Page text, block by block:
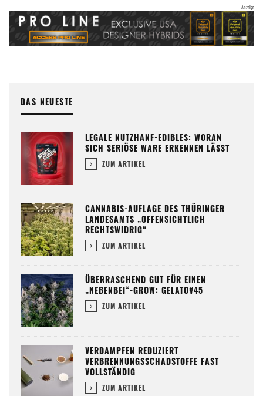
DAS NEUESTE
LEGALE NUTZHANF-EDIBLES: WORAN
SICH SERIÖSE WARE ERKENNEN LÄSST
ZUM ARTIKEL
CANNABIS-AUFLAGE DES THÜRINGER
LANDESAMTS „OFFENSICHTLICH
RECHTSWIDRIG“
ZUM ARTIKEL
ÜBERRASCHEND GUT FÜR EINEN
„NEBENBEI“-GROW: GELATO#45
ZUM ARTIKEL
VERDAMPFEN REDUZIERT
VERBRENNUNGSSCHADSTOFFE FAST
VOLLSTÄNDIG
ZUM ARTIKEL